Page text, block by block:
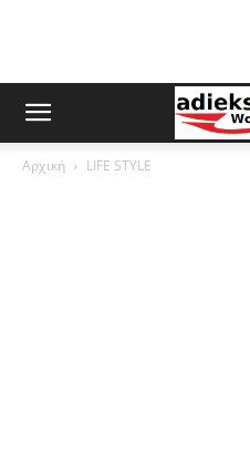
Αρχική LIFE STYLE